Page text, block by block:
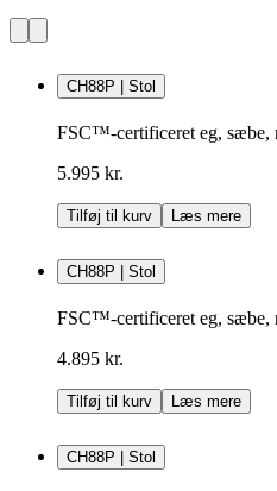
CH88P | Stol
FSC™-certificeret eg, sæbe,
5.995 kr.
Tilføj til kurv Læs mere
CH88P | Stol
FSC™-certificeret eg, sæbe,
4.895 kr.
Tilføj til kurv Læs mere
CH88P | Stol